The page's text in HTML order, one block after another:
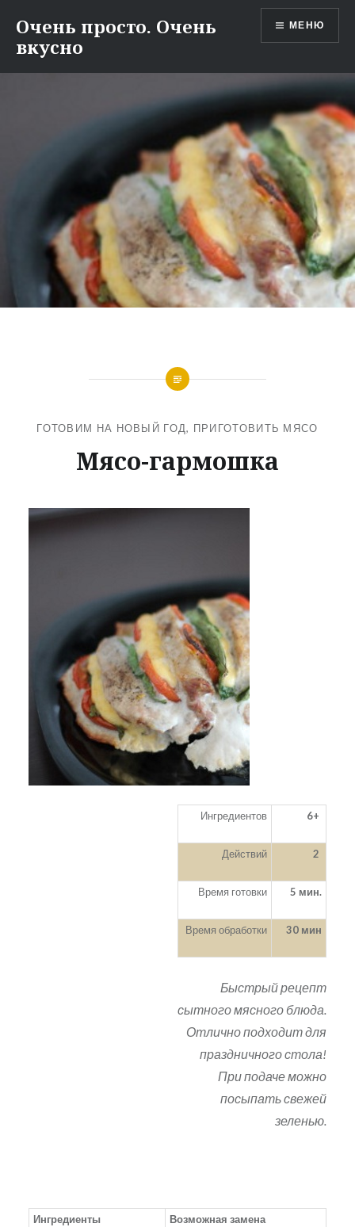
содержимому
Очень просто. Очень
вкусно
МЕНЮ
ГОТОВИМ НА НОВЫЙ ГОД, ПРИГОТОВИТЬ МЯСО
Мясо-гармошка
Ингредиентов 6+
Действий 2
Время готовки 5 мин.
Время обработки 30 мин
Быстрый рецепт
сытного мясного блюда.
Отлично подходит для
праздничного стола!
При подаче можно
посыпать свежей
зеленью.
Ингредиенты
Возможная замена